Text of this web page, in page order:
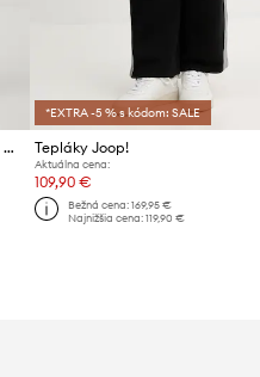
Joop! teplákové nohavice dámske s modalom
*EXTRA -5 % s kódom: SALE
Tepláky Joop!
Aktuálna cena:
109,90 €
Bežná cena: 169,95 €
Najnižšia cena: 119,90 €